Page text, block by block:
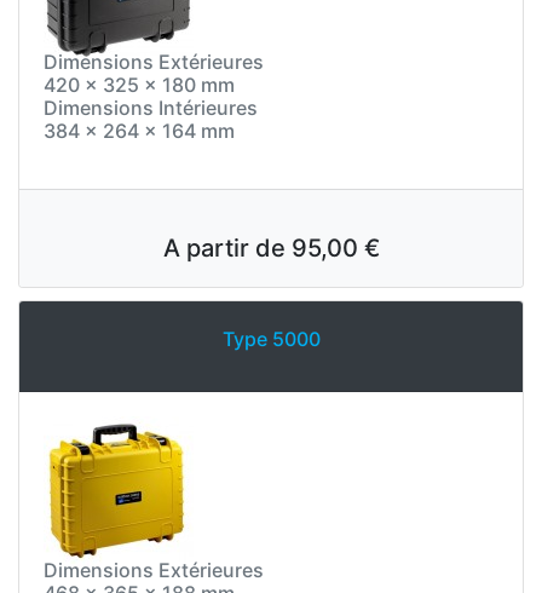
Dimensions Extérieures
420 x 325 x 180 mm
Dimensions Intérieures
384 x 264 x 164 mm
A partir de 95,00 €
Type 5000
Dimensions Extérieures